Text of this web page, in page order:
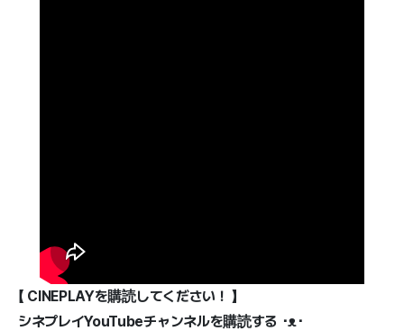
【 CINEPLAYを購読してください！ 】
シネプレイYouTubeチャンネルを購読する ･ᴥ･